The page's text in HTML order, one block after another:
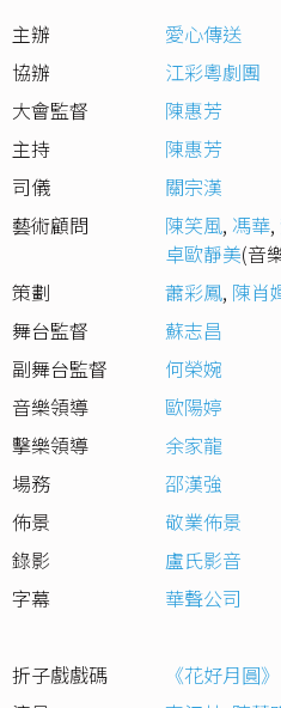
主辦
愛心傳送
協辦
江彩粵劇團
大會監督
陳惠芳
主持
陳惠芳
司儀
關宗漢
藝術顧問
陳笑風,馮華,
卓歐靜美(音
策劃
蕭彩鳳, 陳肖
舞台監督
蘇志昌
副舞台監督
何榮婉
音樂領導
歐陽婷
擊樂領導
余家龍
場務
邵漢強
佈景
敬業佈景
錄影
盧氏影音
字幕
華聲公司
折子戲戲碼
《花好月圓》